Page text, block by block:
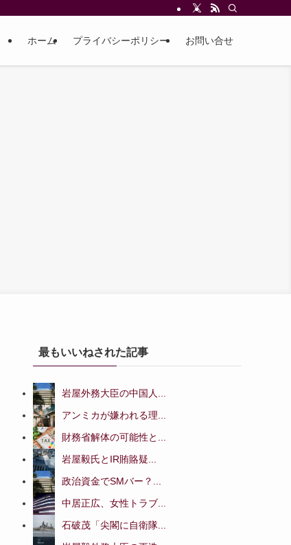
ホーム プライバシーポリシー お問い合せ
最もいいねされた記事
岩屋外務大臣の中国人...
アンミカが嫌われる理...
財務省解体の可能性と...
岩屋毅氏とIR賄賂疑...
政治資金でSMバー？...
中居正広、女性トラブ...
石破茂「尖閣に自衛隊...